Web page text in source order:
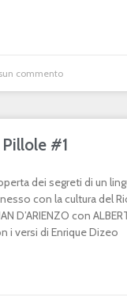
commento
#1
dei segreti di un
con la cultura del
D’ARIENZO con
i versi di Enrique Dizeo